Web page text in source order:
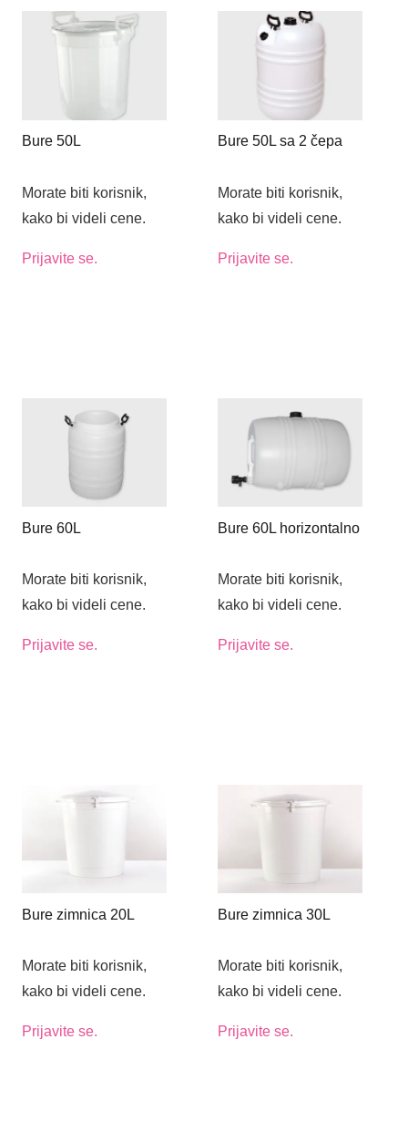
Bure 50L
Morate biti korisnik,
kako bi videli cene.
Prijavite se.
Bure 50L sa 2 čepa
Morate biti korisnik,
kako bi videli cene.
Prijavite se.
Bure 60L
Morate biti korisnik,
kako bi videli cene.
Prijavite se.
Bure 60L horizontalno
Morate biti korisnik,
kako bi videli cene.
Prijavite se.
Bure zimnica 20L
Morate biti korisnik,
kako bi videli cene.
Prijavite se.
Bure zimnica 30L
Morate biti korisnik,
kako bi videli cene.
Prijavite se.